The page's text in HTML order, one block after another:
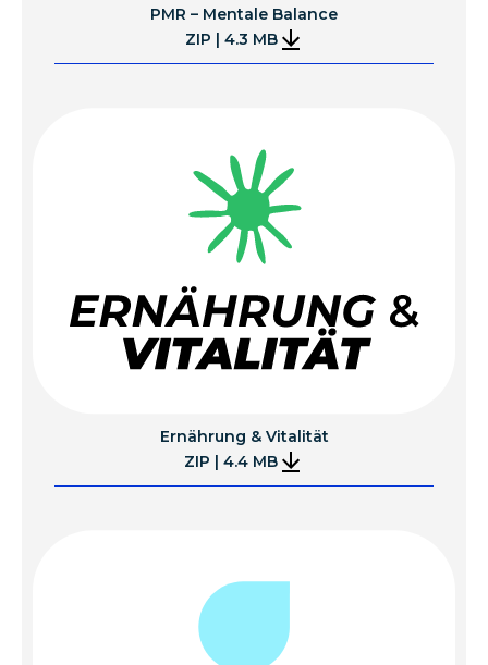
PMR – Mentale Balance
ZIP | 4.3 MB
Ernährung & Vitalität
ZIP | 4.4 MB